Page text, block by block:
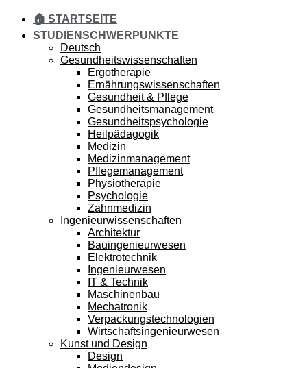
🏠 STARTSEITE
STUDIENSCHWERPUNKTE
Deutsch
Gesundheitswissenschaften
Ergotherapie
Ernährungswissenschaften
Gesundheit & Pflege
Gesundheitsmanagement
Gesundheitspsychologie
Heilpädagogik
Medizin
Medizinmanagement
Pflegemanagement
Physiotherapie
Psychologie
Zahnmedizin
Ingenieurwissenschaften
Architektur
Bauingenieurwesen
Elektrotechnik
Ingenieurwesen
IT & Technik
Maschinenbau
Mechatronik
Verpackungstechnologien
Wirtschaftsingenieurwesen
Kunst und Design
Design